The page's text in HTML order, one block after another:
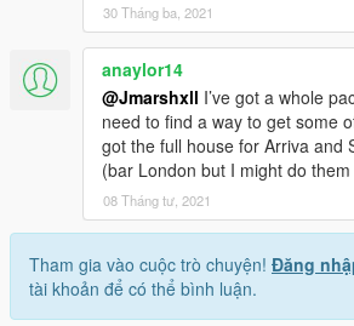
30 Tháng ba, 2021
anaylor14
@Jmarshxll I’ve got a whole
need to find a way to get some
got the full house for Arriva and
(bar London but I might do
08 Tháng tư, 2021
Tham gia vào cuộc trò chuyện! Đăng
tài khoản để có thể bình luận.